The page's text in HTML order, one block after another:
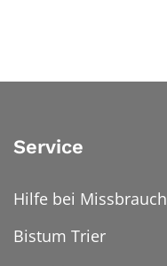
Service
Hilfe bei Missbrauch
Bistum Trier